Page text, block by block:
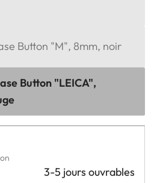
Button "M", 8mm, noir
Button "LEICA",
3-5 jours ouvrables